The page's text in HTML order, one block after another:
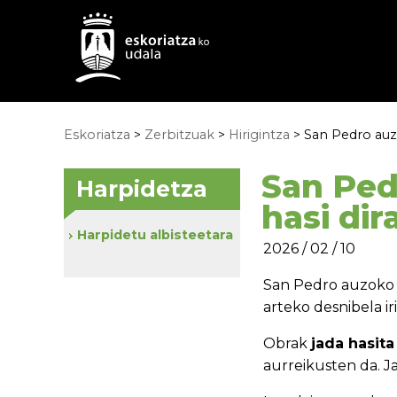
Eskoriatza > Zerbitzuak > Hirigintza > San Pedro
San
hasi
2026 / 02 / 10
San Pedro auzoko
arteko desnibela
Obrak jada
aurreikusten da.
Harpidetza
Harpidetu albisteetara